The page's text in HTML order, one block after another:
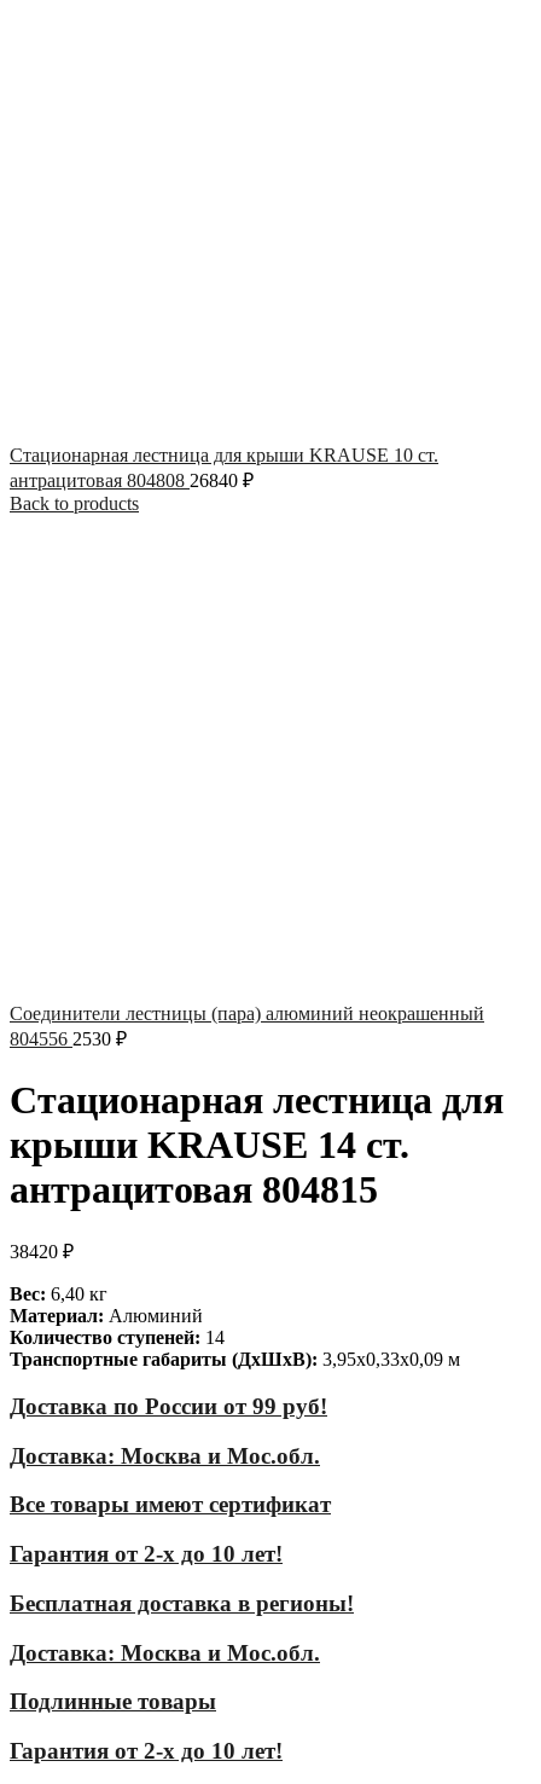
Стационарная лестница для крыши KRAUSE 10 ст.
антрацитовая 804808 26840 ₽
Back to products
Соединители лестницы (пара) алюминий неокрашенный
804556 2530 ₽
Стационарная лестница для
крыши KRAUSE 14 ст.
антрацитовая 804815
38420 ₽
Вес: 6,40 кг
Материал: Алюминий
Количество ступеней: 14
Транспортные габариты (ДхШхВ): 3,95х0,33х0,09 м
Доставка по России от 99 руб!
Доставка: Москва и Мос.обл.
Все товары имеют сертификат
Гарантия от 2-х до 10 лет!
Бесплатная доставка в регионы!
Доставка: Москва и Мос.обл.
Подлинные товары
Гарантия от 2-х до 10 лет!